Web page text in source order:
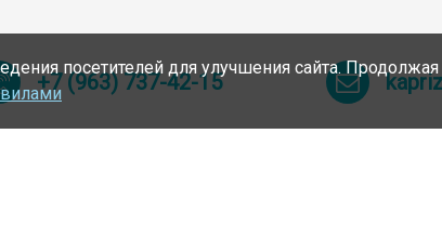
+7 (963) 737-42-15
посетителей для улучшения сайта.